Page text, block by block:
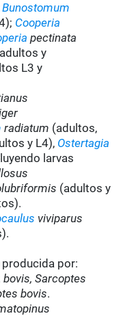
Bunostomum
Cooperia
pectinata
y
L3 y
radiatum (adultos,
y L4), Ostertagia
larvas
(adultos y
viviparus
por:
bovis, Sarcoptes
bovis.